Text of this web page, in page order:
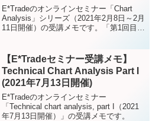
E*Tradeのオンラインセミナー「Chart
Analysis」シリーズ（2021年2月8日～2月
11日開催）の受講メモです。「第1回目：
Price patterns」および「第4回目：
Indicators and oscillators」が各回のテー
マでした。とりあえずセミナー受講メモ
ということで英語のままになっていま
す。
【E*Tradeセミナー受講メモ】
Technical Chart Analysis Part I
(2021年7月13日開催)
E*Tradeのオンラインセミナー
「Technical chart analysis, part I（2021
年7月13日開催）」の受講メモです。